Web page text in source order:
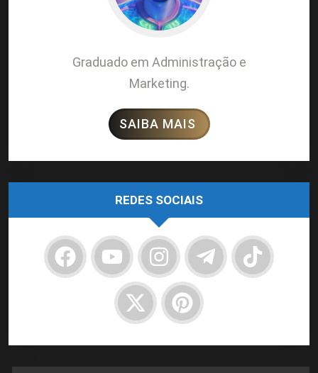
Graduado em Administração e
Marketing.
SAIBA MAIS
REDES SOCIAIS